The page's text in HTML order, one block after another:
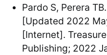
Pardo S, Perera
[Updated 2022
[Internet].
Publishing; 2022